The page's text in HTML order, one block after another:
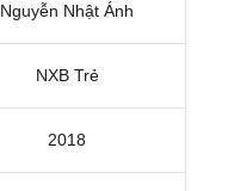
Nguyễn Nhật Ánh
NXB Trẻ
2018